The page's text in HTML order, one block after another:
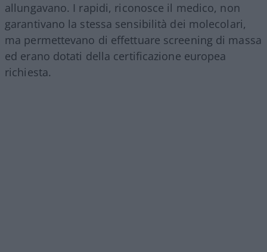
allungavano. I rapidi, riconosce il medico, non
garantivano la stessa sensibilità dei molecolari,
ma permettevano di effettuare screening di massa
ed erano dotati della certificazione europea
richiesta.